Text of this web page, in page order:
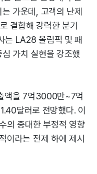
가운데, 고객의 난제
결합해 강력한 분기
는 LA28 올림픽 및 패
가치 실현을 강조했
액을 7억3000만~7억
달러로 전망했다. 이
의 중대한 부정적 영향
이라는 전제 하에 제시